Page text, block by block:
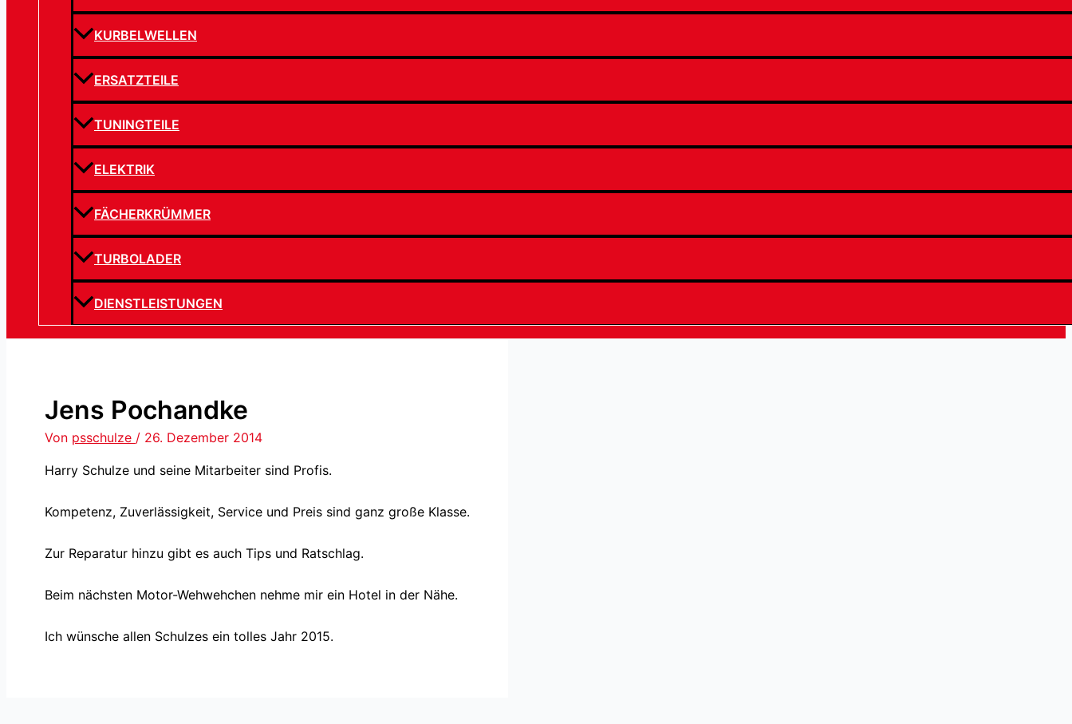
KURBELWELLEN
ERSATZTEILE
TUNINGTEILE
ELEKTRIK
FÄCHERKRÜMMER
TURBOLADER
DIENSTLEISTUNGEN
Jens Pochandke
Von psschulze / 26. Dezember 2014
Harry Schulze und seine Mitarbeiter sind Profis.
Kompetenz, Zuverlässigkeit, Service und Preis sind ganz große Klasse.
Zur Reparatur hinzu gibt es auch Tips und Ratschlag.
Beim nächsten Motor-Wehwehchen nehme mir ein Hotel in der Nähe.
Ich wünsche allen Schulzes ein tolles Jahr 2015.